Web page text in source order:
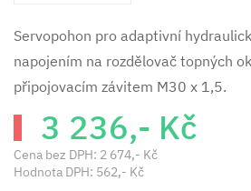
Servopohon pro adaptivní
napojením na rozdělovač topných
připojovacím závitem M30 x 1,5.
3 236,- Kč
Cena bez DPH: 2 674,- Kč
Hodnota DPH: 562,- Kč